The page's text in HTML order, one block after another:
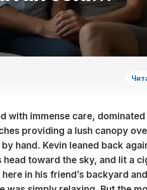
КАЛЕНДАРЬ
ОКРАСКИ
СНА
СНЫ
ПО
with immense care,
providing a lush canopy
hand. Kevin leaned back
toward the sky, and lit a
in his friend’s backyard